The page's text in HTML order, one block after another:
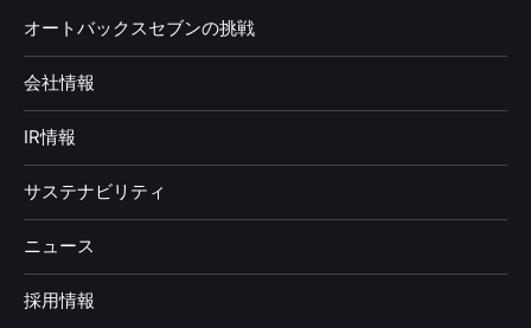
オートバックスセブンの挑戦
会社情報
IR情報
サステナビリティ
ニュース
採用情報